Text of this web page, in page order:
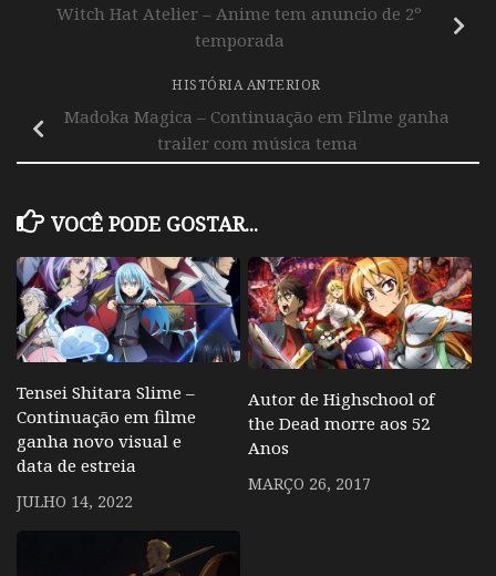
Witch Hat Atelier – Anime tem anuncio de 2º
temporada
HISTÓRIA ANTERIOR
Madoka Magica – Continuação em Filme ganha
trailer com música tema
VOCÊ PODE GOSTAR...
Tensei Shitara Slime –
Continuação em filme
ganha novo visual e
data de estreia
JULHO 14, 2022
Autor de Highschool of
the Dead morre aos 52
Anos
MARÇO 26, 2017